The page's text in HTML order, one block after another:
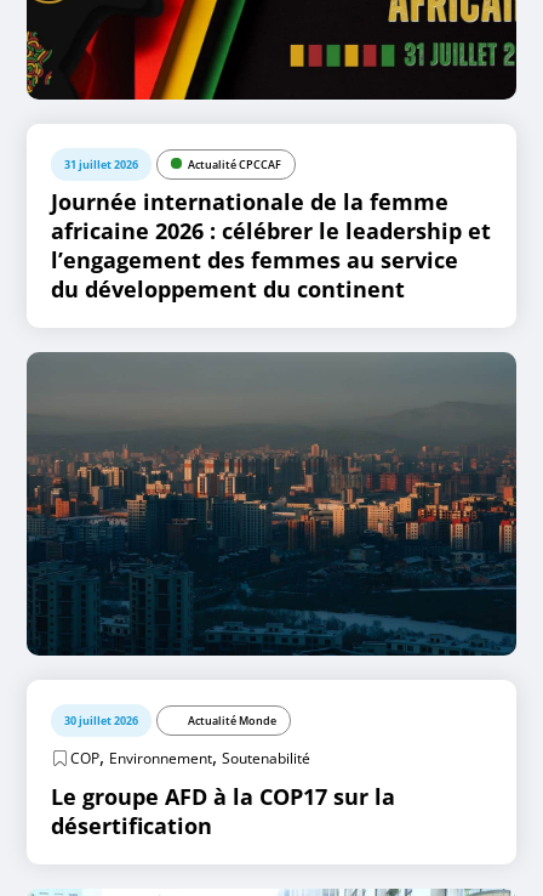
31 juillet 2026 Actualité CPCCAF
Journée internationale de la femme
africaine 2026 : célébrer le leadership et
l’engagement des femmes au service
du développement du continent
30 juillet 2026 Actualité Monde
COP, Environnement,Soutenabilité
Le groupe AFD à la COP17 sur la
désertification